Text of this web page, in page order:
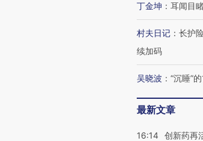
丁金坤 ： 耳闻目
村夫日记 ： 长护
续加码
吴晓波 ： “沉睡”
最新文章
16:14 创新药再